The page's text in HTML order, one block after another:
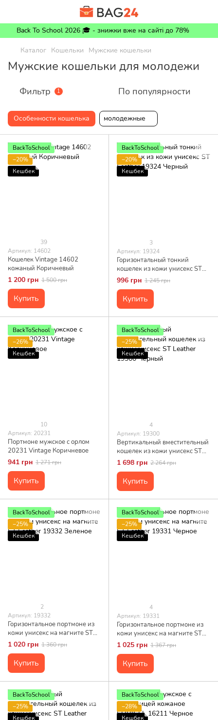
Back To School 2026 🎓 - знижки вже на сайті до 78%
Каталог Кошельки Мужские кошельки
Мужские кошельки для молодежи
Фильтр 1 По популярности
Особенности кошелька молодежные
BackToSchool
−20%
Кешбек
39
Артикул: 14602
Кошелек Vintage 14602
кожаный Коричневый
1 200 грн 1 500 грн
Купить
BackToSchool
−20%
Кешбек
3
Артикул: 19324
Горизонтальный тонкий
кошелек из кожи унисекс ST
Leather 19324 Черный
996 грн 1 245 грн
Купить
BackToSchool
−26%
Кешбек
10
Артикул: 20231
Портмоне мужское с орлом
20231 Vintage Коричневое
941 грн 1 271 грн
Купить
BackToSchool
−25%
Кешбек
4
Артикул: 19300
Вертикальный вместительный
кошелек из кожи унисекс ST
Leather 19300 Черный
1 698 грн 2 264 грн
Купить
BackToSchool
−25%
Кешбек
2
Артикул: 19332
Горизонтальное портмоне из
кожи унисекс на магните ST
Leather 19332 Зеленое
1 020 грн 1 360 грн
Купить
BackToSchool
−25%
Кешбек
4
Артикул: 19331
Горизонтальное портмоне из
кожи унисекс на магните ST
Leather 19331 Черное
1 025 грн 1 367 грн
Купить
BackToSchool
−25%
Кешбек
BackToSchool
−28%
Кешбек